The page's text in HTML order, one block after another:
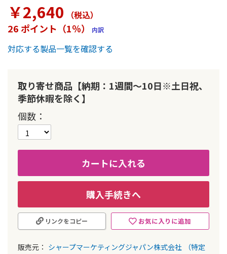
￥2,640 （税込）
26 ポイント（1％） 内訳
対応する製品一覧を確認する
取り寄せ商品【納期：1週間～10日※土日祝、
季節休暇を除く】
個数
カートに入れる
購入手続きへ
お気に入りに追加
リンクをコピー
販売元： シャープマーケティングジャパン株式会社
（特定
リ
ー
の
最
初
動
す
る